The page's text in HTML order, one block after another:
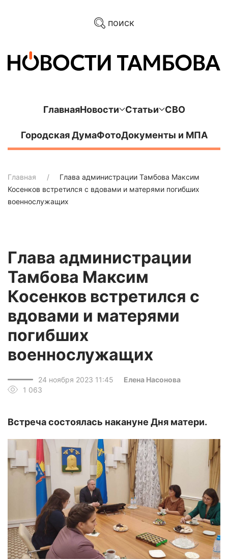
поиск
ГлавнаяНовости Статьи СВО
Городская ДумаФотоДокументы и МПА
Главная
Глава администрации Тамбова Максим
Косенков встретился с вдовами и матерями погибших
военнослужащих
Глава администрации
Тамбова Максим
Косенков встретился с
вдовами и матерями
погибших
военнослужащих
24 ноября 2023 11:45
Елена Насонова
1 063
Встреча состоялась накануне Дня матери.